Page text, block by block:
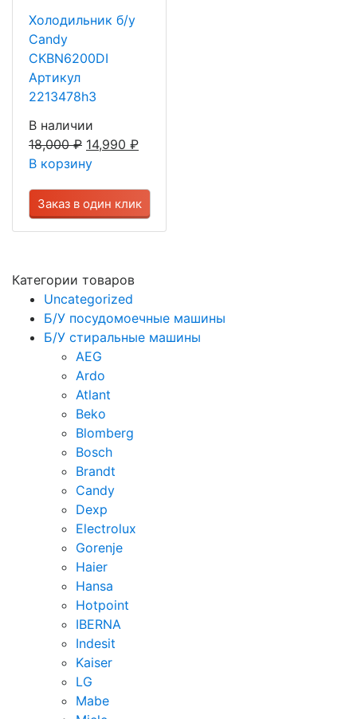
Холодильник б/у
Candy
CKBN6200DI
Артикул
2213478h3
В наличии
18,000₽ 14,990 ₽
В корзину
Заказ в один клик
Категории товаров
Uncategorized
Б/У посудомоечные машины
Б/У стиральные машины
AEG
Ardo
Atlant
Beko
Blomberg
Bosch
Brandt
Candy
Dexp
Electrolux
Gorenje
Haier
Hansa
Hotpoint
IBERNA
Indesit
Kaiser
LG
Mabe